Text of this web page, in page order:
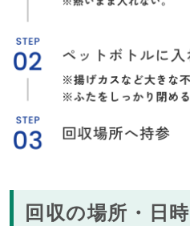
回収の場所・日時